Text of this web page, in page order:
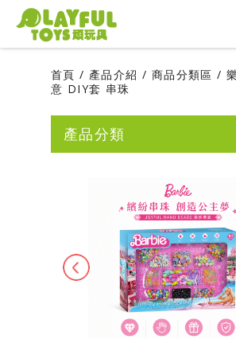
Playful
首頁 產品介紹 商品分類區
意 DIY套 串珠
產品分類
磁力片專區
嬰幼兒專區
學齡前專區
Previous